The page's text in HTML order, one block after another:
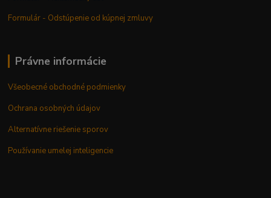
Formulár - Odstúpenie od kúpnej zmluvy
Právne informácie
Všeobecné obchodné podmienky
Ochrana osobných údajov
Alternatívne riešenie sporov
Používanie umelej inteligencie